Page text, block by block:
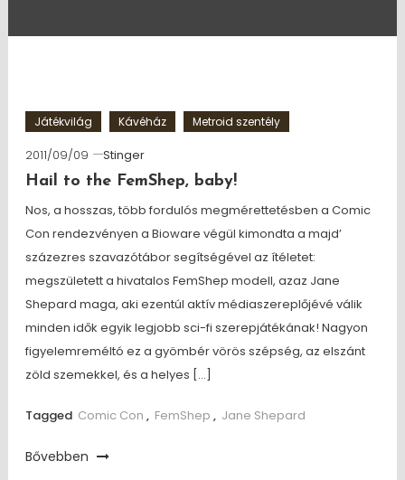
Játékvilág Kávéház Metroid szentély
2011/09/09
Stinger
Hail to the FemShep, baby!
Nos, a hosszas, több fordulós megmérettetésben a Comic
Con rendezvényen a Bioware végül kimondta a majd’
százezres szavazótábor segítségével az ítéletet:
megszületett a hivatalos FemShep modell, azaz Jane
Shepard maga, aki ezentúl aktív médiaszereplőjévé válik
minden idők egyik legjobb sci-fi szerepjátékának! Nagyon
figyelemreméltó ez a gyömbér vörös szépség, az elszánt
zöld szemekkel, és a helyes […]
Tagged Comic Con , FemShep , Jane Shepard
Bővebben